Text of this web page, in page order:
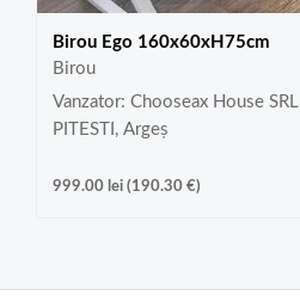
Birou Ego 160x60xH75cm
Birou
Vanzator: Chooseax House SRL
PITESTI, Argeș
999.00 lei(190.30 €)